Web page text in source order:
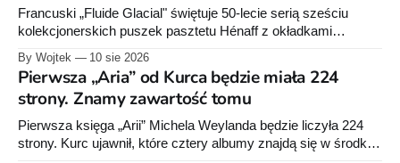
Francuski „Fluide Glacial" świętuje 50-lecie serią sześciu
kolekcjonerskich puszek pasztetu Hénaff z okładkami
na spożywce goszczą raczej superbohaterowie DC i Marvela.
Batmana na pasztecie chyba jeszcze nie było.
By Wojtek 10 sie 2026
Pierwsza „Aria” od Kurca będzie miała 224
strony. Znamy zawartość tomu
Pierwsza księga „Arii” Michela Weylanda będzie liczyła 224
strony. Kurc ujawnił, które cztery albumy znajdą się w środku i